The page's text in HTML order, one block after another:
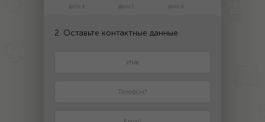
фото 4 фото 5 фото 6
2. Оставьте контактные данные